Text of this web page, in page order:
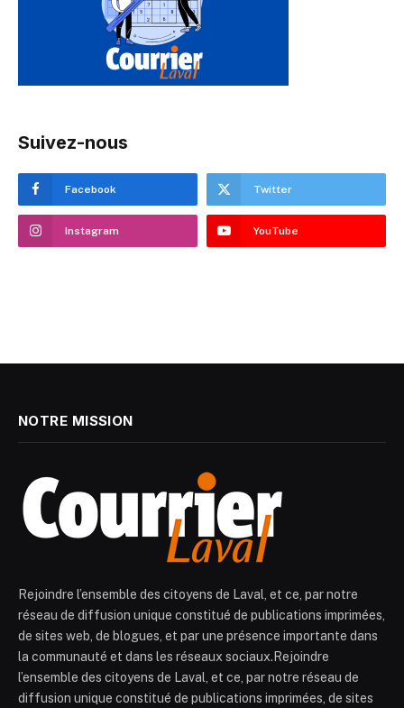
Suivez-nous
Facebook Twitter
Instagram YouTube
NOTRE MISSION
Rejoindre l’ensemble des citoyens de Laval, et ce, par notre
réseau de diffusion unique constitué de publications imprimées,
de sites web, de blogues, et par une présence importante dans
la communauté et dans les réseaux sociaux.Rejoindre
l’ensemble des citoyens de Laval, et ce, par notre réseau de
diffusion unique constitué de publications imprimées, de sites